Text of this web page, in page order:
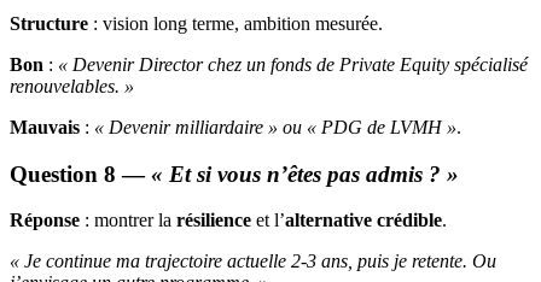
Structure : vision long terme, ambition mesurée.
Bon : « Devenir Director chez un fonds de Private Equity spécialisé
renouvelables. »
Mauvais : « Devenir milliardaire » ou « PDG de LVMH ».
Question 8 —« Et si vous n’êtes pas admis ? »
Réponse : montrer la résilience et l’alternative crédible.
« Je continue ma trajectoire actuelle 2-3 ans, puis je retente. Ou